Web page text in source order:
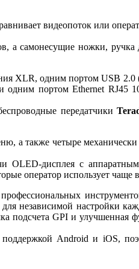
видеопоток или
а самонесущие ножки,
XLR, одним портом USB
портом Ethernet RJ45
передатчики
а также четыре механически
OLED-дисплея с
оператор использует чаще
независимой настройки
подсчета GPI и улучшенная
Android и iOS,